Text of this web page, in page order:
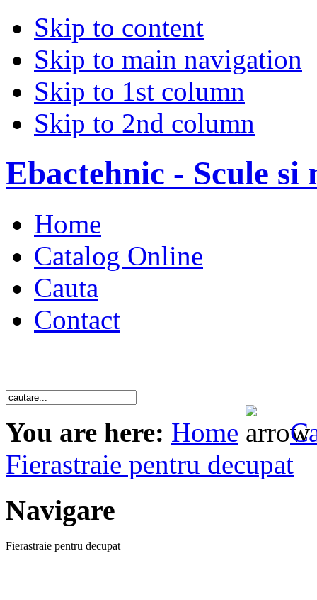
Skip to content
Skip to main navigation
Skip to 1st column
Skip to 2nd column
Ebactehnic - Scule si
Home
Catalog Online
Cauta
Contact
You are here: Home
Fierastraie pentru decupat
Navigare
Fierastraie pentru decupat